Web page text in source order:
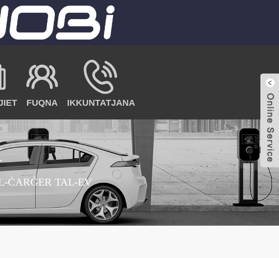
FUQNA IKKUNTATJANA
ĊARĠER TAL-EV